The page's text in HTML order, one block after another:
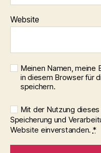
Website
Meinen Namen, meine
in diesem Browser für
speichern.
Mit der Nutzung
Speicherung und
Website einverstanden. *